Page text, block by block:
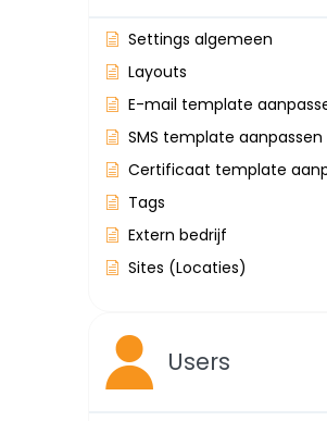
Settings algemeen
Layouts
E-mail template
SMS template aanpassen
Certificaat template
Tags
Extern bedrijf
Sites (Locaties)
Users